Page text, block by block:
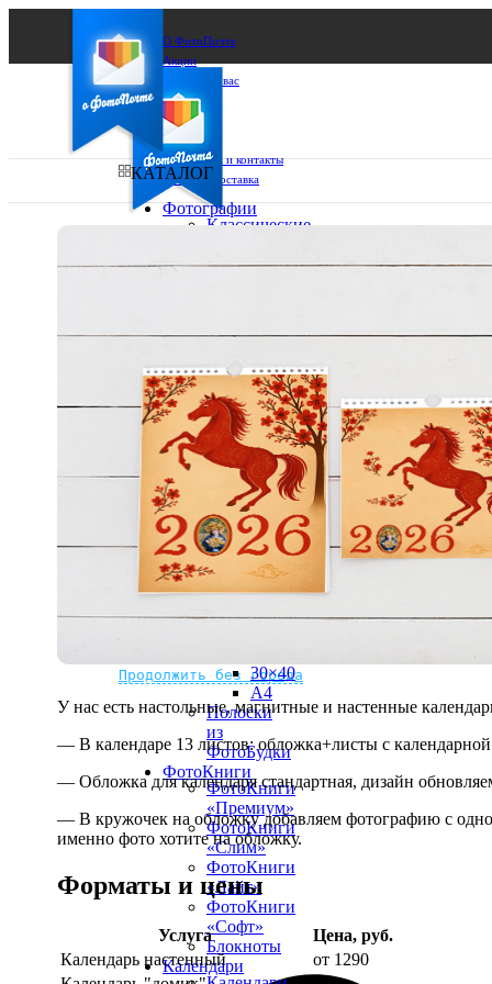
О ФотоПочте
Акции
Сделаем за вас
Бизнесу
FAQ
Франшиза
Поддержка и контакты
Оплата и доставка
Продолжить без города
КАТАЛОГ
Фотографии
Классические
10х10
15х20
20х30
30х30
30х40
А4
Фото
рамке
10х10
10×15
13×18
15×15
15×20
20×20
30×40
A4
Полоски
из
ФотоБудки
ФотоКниги
ФотоКниги
«Премиум»
ФотоКниги
«Слим»
ФотоКниги
«Лайт»
ФотоКниги
«Софт»
Блокноты
Календари
У нас есть настольные, магнитные и настенные
— В календаре 13 листов: обложка+листы с календарной
— Обложка для календаря стандартная, дизайн
— В кружочек на обложку добавляем фотографию с
именно фото хотите на обложку.
Форматы и цены
Услуга
Цена, руб.
Календарь настенный
от 1290